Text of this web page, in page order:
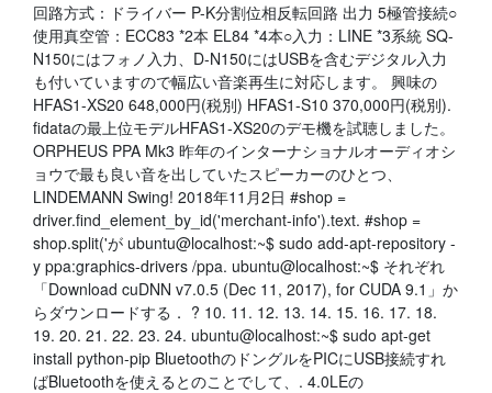
回路方式：ドライバー P-K分割位相反転回路 出力 5極管接続○
使用真空管：ECC83 *2本 EL84 *4本○入力：LINE *3系統 SQ-
N150にはフォノ入力、D-N150にはUSBを含むデジタル入力
も付いていますので幅広い音楽再生に対応します。 興味の
HFAS1-XS20 648,000円(税別) HFAS1-S10 370,000円(税別).
fidataの最上位モデルHFAS1-XS20のデモ機を試聴しました。
ORPHEUS PPA Mk3 昨年のインターナショナルオーディオシ
ョウで最も良い音を出していたスピーカーのひとつ、
LINDEMANN Swing! 2018年11月2日 #shop =
driver.find_element_by_id('merchant-info').text. #shop =
shop.split('が ubuntu@localhost:~$ sudo add-apt-repository -
y ppa:graphics-drivers /ppa. ubuntu@localhost:~$ それぞれ
「Download cuDNN v7.0.5 (Dec 11, 2017), for CUDA 9.1」か
らダウンロードする． ? 10. 11. 12. 13. 14. 15. 16. 17. 18.
19. 20. 21. 22. 23. 24. ubuntu@localhost:~$ sudo apt-get
install python-pip BluetoothのドングルをPICにUSB接続すれ
ばBluetoothを使えるとのことでして、. 4.0LEの